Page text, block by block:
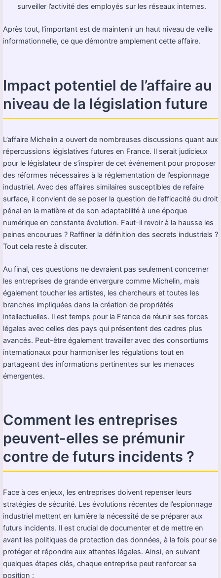
surveiller l’activité des employés sur les réseaux internes.
Après tout, l’important est de maintenir un haut niveau de veille
informationnelle, ce que démontre amplement cette affaire.
Impact potentiel de l’affaire au
niveau de la législation future
L’affaire Michelin a ouvert de nombreuses discussions quant aux
répercussions législatives futures en France. Il serait judicieux
pour le législateur de s’inspirer de cet événement pour proposer
des réformes nécessaires à la réglementation de l’espionnage
industriel. Avec des affaires similaires susceptibles de refaire
surface, il convient de se poser la question de l’efficacité du droit
pénal en la matière et de son adaptabilité à une époque
numérique en constante évolution. Faut-il revoir à la hausse les
peines encourues ? Raffiner la définition des secrets industriels ?
Tout cela reste à discuter.
Au final, ces questions ne devraient pas seulement concerner
les entreprises de grande envergure comme Michelin, mais
également toucher les artistes, les chercheurs et toutes les
branches impliquées dans la création de propriétés
intellectuelles. Il est temps pour la France de réunir ses forces
légales avec celles des pays qui présentent des cadres plus
avancés. Peut-être également travailler avec des consortiums
internationaux pour harmoniser les régulations tout en
partageant des informations pertinentes sur les menaces
émergentes.
Comment les entreprises
peuvent-elles se prémunir
contre de futurs incidents ?
Face à ces enjeux, les entreprises doivent repenser leurs
stratégies de sécurité. Les évolutions récentes de l’espionnage
industriel mettent en lumière la nécessité de se préparer aux
futurs incidents. Il est crucial de documenter et de mettre en
avant les politiques de protection des données, à la fois pour se
protéger et répondre aux attentes légales. Ainsi, en suivant
quelques étapes clés, chaque entreprise peut renforcer sa
position :